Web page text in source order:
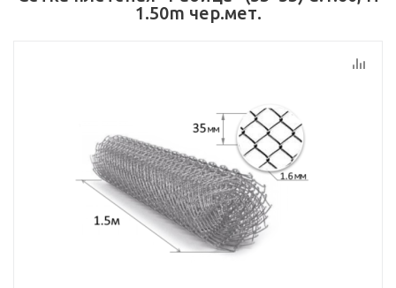
1.50m чер.мет.